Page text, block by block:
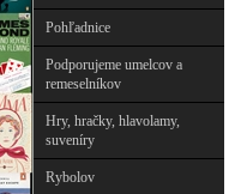
Pohľadnice
Podporujeme umelcov a
remeselníkov
Hry, hračky, hlavolamy,
suveníry
Rybolov